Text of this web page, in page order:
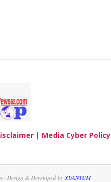
| Media Cyber Policy
- Design & Developed by XUANTUM